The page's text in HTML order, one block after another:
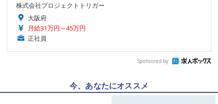
株式会社プロジェクトトリガー
大阪府
月給31万円～45万円
正社員
Sponsored by
今、あなたにオススメ